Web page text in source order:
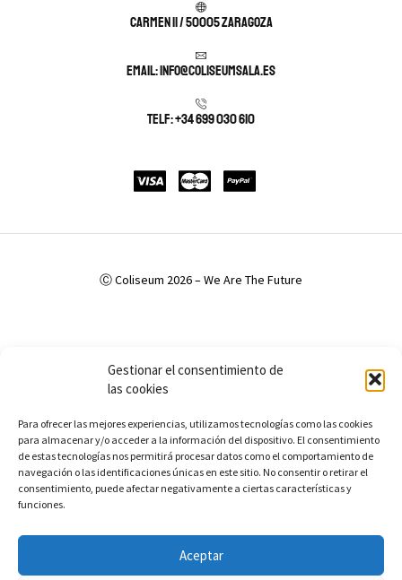
Gestionar el consentimiento de
las cookies
Para ofrecer las mejores experiencias, utilizamos tecnologías como las cookies
para almacenar y/o acceder a la información del dispositivo. El consentimiento
de estas tecnologías nos permitirá procesar datos como el comportamiento de
navegación o las identificaciones únicas en este sitio. No consentir o retirar el
consentimiento, puede afectar negativamente a ciertas características y
funciones.
Aceptar
Carmen 11 / 50005 Zaragoza
Email: info@coliseumsala.es
Telf: +34 699 030 610
Ⓒ Coliseum 2026 – We Are The Future
Accesibilidad